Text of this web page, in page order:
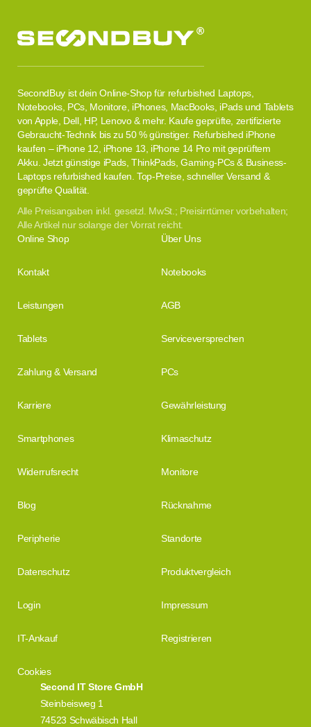
SecondBuy ist dein Online-Shop für refurbished Laptops,
Notebooks, PCs, Monitore, iPhones, MacBooks, iPads und Tablets
von Apple, Dell, HP, Lenovo & mehr. Kaufe geprüfte, zertifizierte
Gebraucht-Technik bis zu 50 % günstiger. Refurbished iPhone
kaufen – iPhone 12, iPhone 13, iPhone 14 Pro mit geprüftem
Akku. Jetzt günstige iPads, ThinkPads, Gaming-PCs & Business-
Laptops refurbished kaufen. Top-Preise, schneller Versand &
geprüfte Qualität.
Alle Preisangaben inkl. gesetzl. MwSt.; Preisirrtümer vorbehalten;
Alle Artikel nur solange der Vorrat reicht.
Second IT Store GmbH
Steinbeisweg 1
74523 Schwäbisch Hall
Online Shop Über Uns
Kontakt Notebooks
Leistungen AGB
Tablets Serviceversprechen
Zahlung & Versand PCs
Karriere Gewährleistung
Smartphones Klimaschutz
Widerrufsrecht Monitore
Blog Rücknahme
Peripherie Standorte
Datenschutz Produktvergleich
Login Impressum
IT-Ankauf Registrieren
Cookies